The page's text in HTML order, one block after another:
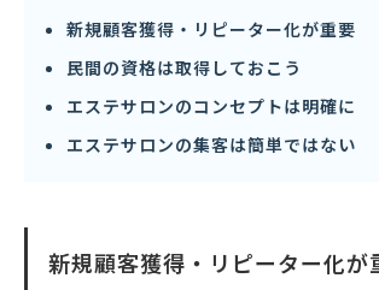
新規顧客獲得・リピーター化が重要
民間の資格は取得しておこう
エステサロンのコンセプトは明確に
エステサロンの集客は簡単ではない
新規顧客獲得・リピーター化が